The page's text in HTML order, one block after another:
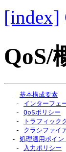
[index]
QoS/
  -
基本構成要素
   -
インターフェ
   -
QoSポリシー
   -
トラフィック
   -
クラシファイ
  -
処理適用ポイン
   -
入力ポリシー